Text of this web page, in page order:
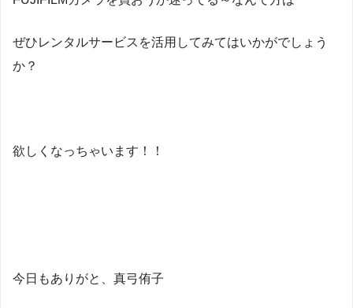
ぜひレンタルサービスを活用してみてはいかがでしょう
か？
欲しくなっちゃいます！！
今日もありがと、真弓侑子